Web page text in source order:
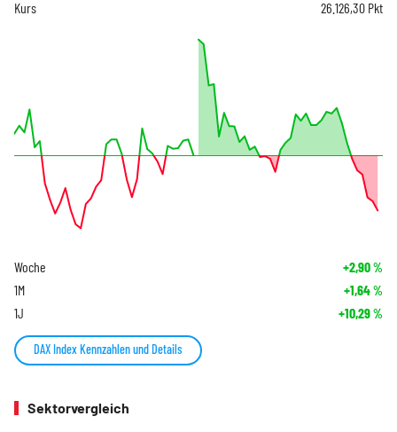
Kurs 26.126,30 Pkt
Woche +2,90%
1M +1,64%
1J +10,29%
DAX Index Kennzahlen und Details
Sektorvergleich